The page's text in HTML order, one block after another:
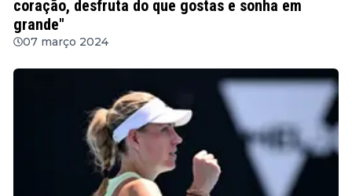
coração, desfruta do que gostas e sonha em
grande"
07 março 2024